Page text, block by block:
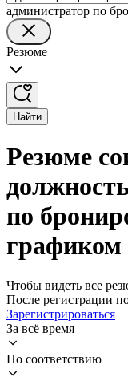
администратор по
Резюме
Найти
Резюме
по
графиком
Чтобы видеть все
После регистрации
Зарегистрироваться
За всё время
По соответствию